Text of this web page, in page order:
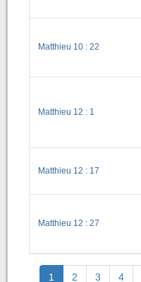
Matthieu 10 : 22
Matthieu 12 : 1
Matthieu 12 : 17
Matthieu 12 : 27
1 2 3 4